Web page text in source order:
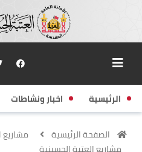
الرئيسية اخبار ونشاطات
الصفحة الرئيسية
مشاريع